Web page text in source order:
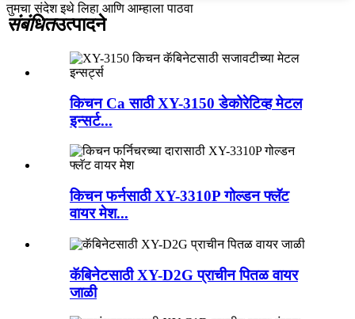
तुमचा संदेश इथे लिहा आणि आम्हाला पाठवा
संबंधितउत्पादने
किचन Ca साठी XY-3150 डेकोरेटिव्ह मेटल
इन्सर्ट...
किचन फर्नसाठी XY-3310P गोल्डन फ्लॅट
वायर मेश...
कॅबिनेटसाठी XY-D2G प्राचीन पितळ वायर
जाळी